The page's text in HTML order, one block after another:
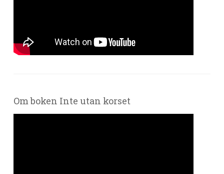
Om boken Inte utan korset